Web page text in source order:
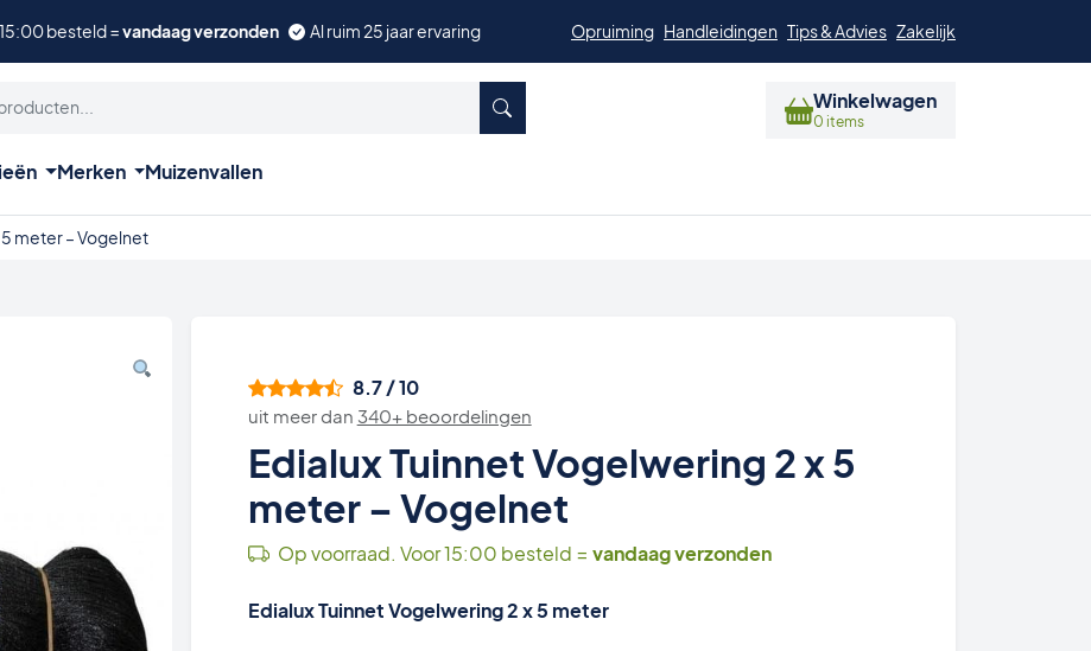
besteld =vandaag verzonden Al ruim 25 jaar ervaring Opruiming Handleidingen Tips & Advies Zakelijk
Winkelwagen
0 items
Merken Muizenvallen
5 meter – Vogelnet
8.7 / 10
uit meer dan 340+ beoordelingen
Edialux Tuinnet Vogelwering 2 x 5
meter – Vogelnet
Op voorraad. Voor 15:00 besteld = vandaag verzonden
Edialux Tuinnet Vogelwering 2 x 5 meter